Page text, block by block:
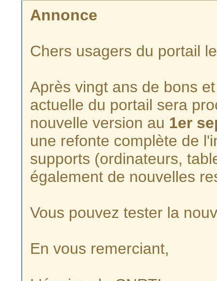
Annonce
Chers usagers du portail
Après vingt ans de bons
actuelle du portail sera
nouvelle version au 1er
une refonte complète de
supports (ordinateurs,
également de nouvelles
Vous pouvez tester la
En vous remerciant,